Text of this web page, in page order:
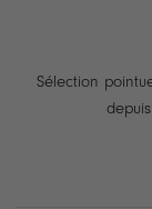
Sélection